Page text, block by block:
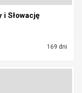
Słowację
169 dni